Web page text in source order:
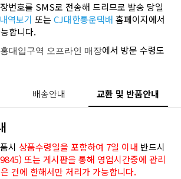
번호를 SMS로 전송해 드리므로 발송 당일
역보기 또는CJ대한통운택배 홈페이지에서
합니다.
홍대입구역 오프라인 매장에서 방문 수령도
배송안내 교환 및 반품안내
시 상품수령일을 포함하여 7일 이내 반드시
또는 게시판을 통해 영업시간중에 관리
건에 한해서만 처리가 가능합니다.